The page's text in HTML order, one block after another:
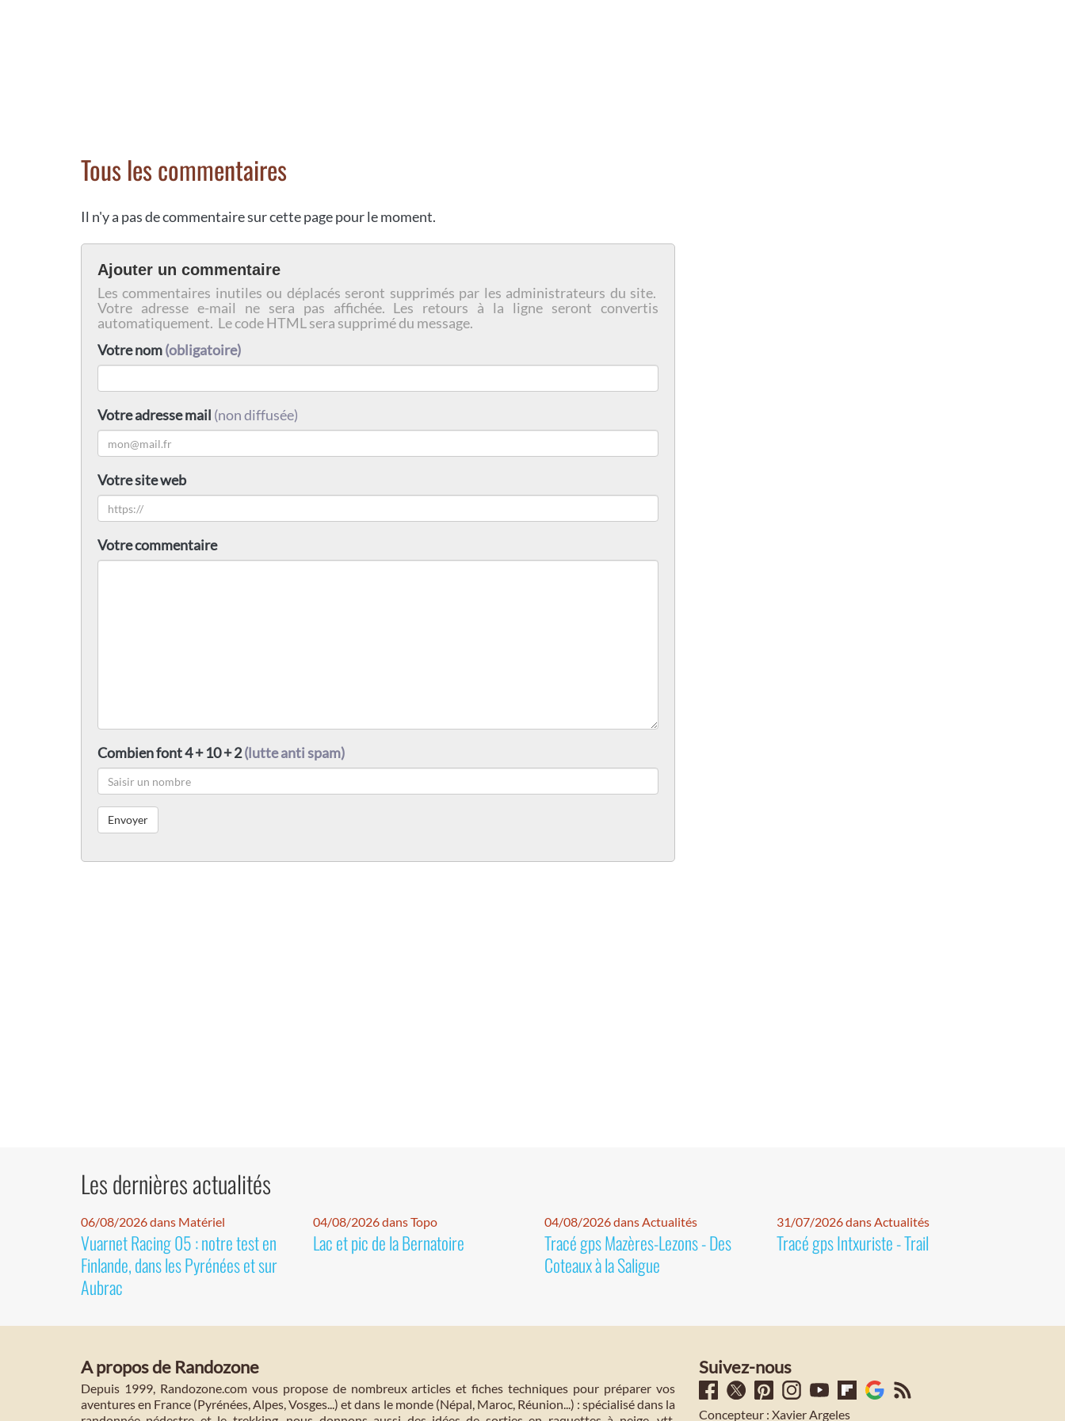
Tous les commentaires
Il n'y a pas de commentaire sur cette page pour le moment.
Ajouter un commentaire
Les commentaires inutiles ou déplacés seront supprimés par les administrateurs du site.
Votre adresse e-mail ne sera pas affichée. Les retours à la ligne seront convertis
automatiquement. Le code HTML sera supprimé du message.
Votre nom(obligatoire)
Votre adresse mail (non diffusée)
Votre site web
Votre commentaire
Combien font 4 + 10 + 2(lutte anti spam)
Les dernières actualités
06/08/2026 dans Matériel
Vuarnet Racing 05 : notre test en
Finlande, dans les Pyrénées et sur
Aubrac
04/08/2026 dans Topo
Lac et pic de la Bernatoire
04/08/2026 dans Actualités
Tracé gps Mazères-Lezons - Des
Coteaux à la Saligue
31/07/2026 dans Actualités
Tracé gps Intxuriste - Trail
A propos de Randozone
Depuis 1999, Randozone.com vous propose de nombreux articles et fiches techniques pour préparer vos
aventures en France (Pyrénées, Alpes, Vosges...) et dans le monde (Népal, Maroc, Réunion...) : spécialisé dans la
Suivez-nous
Concepteur : Xavier Argeles